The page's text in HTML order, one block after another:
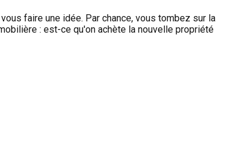
faire une idée. Par chance, vous tombez sur la
: est-ce qu'on achète la nouvelle propriété